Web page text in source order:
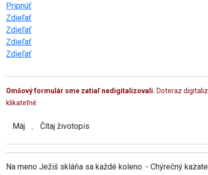
Pripnúť
Zdieľať
Zdieľať
Zdieľať
Zdieľať
Omšový formulár sme zatiaľ nedigitalizovali. Doteraz
klikateľné.
Máj Čítaj životopis
Na meno Ježiš skláňa sa každé koleno. - Chýrečný